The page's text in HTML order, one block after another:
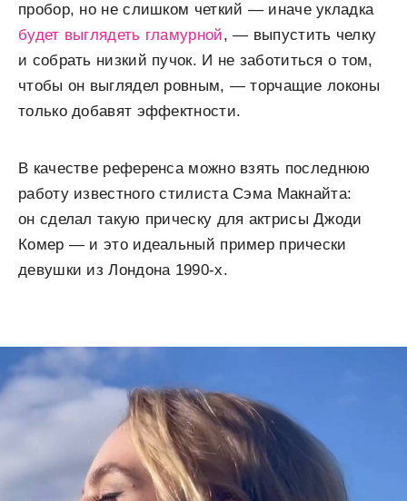
пробор, но не слишком четкий — иначе укладка
будет выглядеть гламурной, — выпустить челку
и собрать низкий пучок. И не заботиться о том,
чтобы он выглядел ровным, — торчащие локоны
только добавят эффектности.
В качестве референса можно взять последнюю
работу известного стилиста Сэма Макнайта:
он сделал такую прическу для актрисы Джоди
Комер — и это идеальный пример прически
девушки из Лондона 1990-х.